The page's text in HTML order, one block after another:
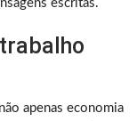
escritas.
apenas economia